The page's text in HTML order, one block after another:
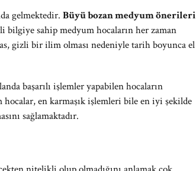
gelmektedir. Büyü bozan medyum önerileri
bilgiye sahip medyum hocaların her zaman
gizli bir ilim olması nedeniyle tarih boyunca el
başarılı işlemler yapabilen hocaların
en karmaşık işlemleri bile en iyi şekilde
sağlamaktadır.